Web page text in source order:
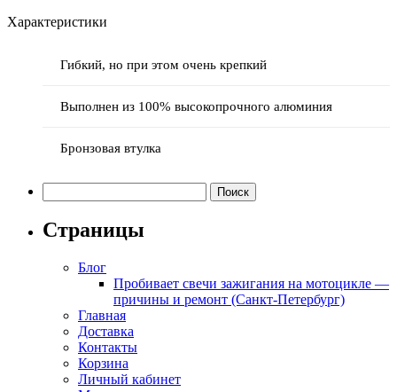
Характеристики
Гибкий, но при этом очень крепкий
Выполнен из 100% высокопрочного алюминия
Бронзовая втулка
Страницы
Блог
Пробивает свечи зажигания на мотоцикле —
причины и ремонт (Санкт-Петербург)
Главная
Доставка
Контакты
Корзина
Личный кабинет